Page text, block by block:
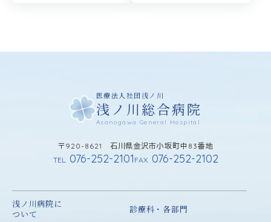
医療法人社団浅ノ川
浅ノ川総合病院
Asanogawa General Hospital
〒920-8621 石川県金沢市小坂町中83番地
TEL.076-252-2101 FAX.076-252-2102
浅ノ川病院に
ついて
診療科・各部門